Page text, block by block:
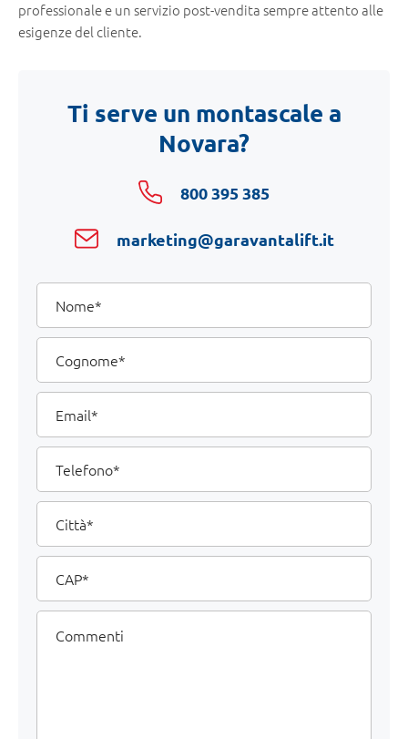
professionale e un servizio post-vendita sempre attento alle
esigenze del cliente.
Ti serve un montascale a
Novara?
800 395 385
marketing@garavantalift.it
I
tuoi
dati
Nome
Cognome
Email
Telefono
Città
CAP
Commenti